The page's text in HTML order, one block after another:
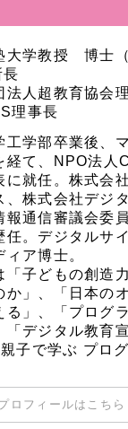
大学教授 博士
法人超教育協会
理事長
工学部卒業後、
経て、NPO法人
に就任。株式会
、株式会社デジ
報通信審議会委
任。デジタルサ
ア博士。
「子どもの創造
か」、「日本の
る」、「プログ
「デジタル教育
子で学ぶ プロ
ロフィールはこち